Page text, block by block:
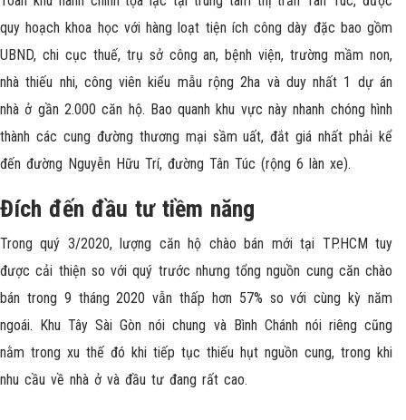
quy hoạch khoa học với hàng loạt tiện ích công dày đặc bao gồm
UBND, chi cục thuế, trụ sở công an, bệnh viện, trường mầm non,
nhà thiếu nhi, công viên kiểu mẫu rộng 2ha và duy nhất 1 dự án
nhà ở gần 2.000 căn hộ. Bao quanh khu vực này nhanh chóng hình
thành các cung đường thương mại sầm uất, đắt giá nhất phải kể
đến đường Nguyễn Hữu Trí, đường Tân Túc (rộng 6 làn xe).
Đích đến đầu tư tiềm năng
Trong quý 3/2020, lượng căn hộ chào bán mới tại TP.HCM tuy
được cải thiện so với quý trước nhưng tổng nguồn cung căn chào
bán trong 9 tháng 2020 vẫn thấp hơn 57% so với cùng kỳ năm
ngoái. Khu Tây Sài Gòn nói chung và Bình Chánh nói riêng cũng
nằm trong xu thế đó khi tiếp tục thiếu hụt nguồn cung, trong khi
nhu cầu về nhà ở và đầu tư đang rất cao.